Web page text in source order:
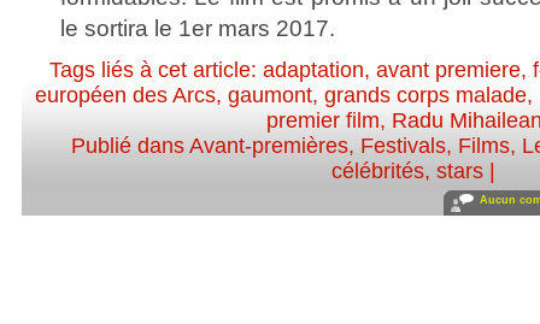
le sortira le 1er mars 2017.
Tags liés à cet article:adaptation,avant premiere,
européen des Arcs, gaumont, grands corps malade,
premier film, Radu
Publié dansAvant-premières, Festivals, Films,
célébrités, stars
Aucun